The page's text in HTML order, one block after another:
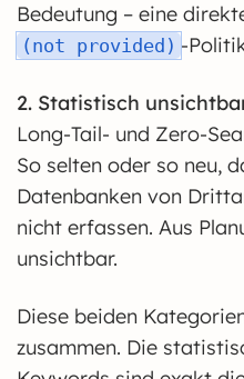
Bedeutung – eine
(not provided) -
2. Statistisch
Long-Tail- und Zero-
So selten oder so neu,
Datenbanken von
nicht erfassen. Aus
unsichtbar.
Diese beiden
zusammen. Die